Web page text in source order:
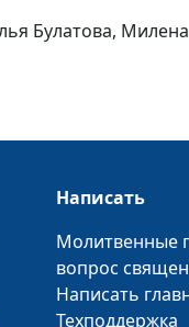
Булатова, Милена
Написать
Молитвенные
вопрос
Написать
Техподдержка